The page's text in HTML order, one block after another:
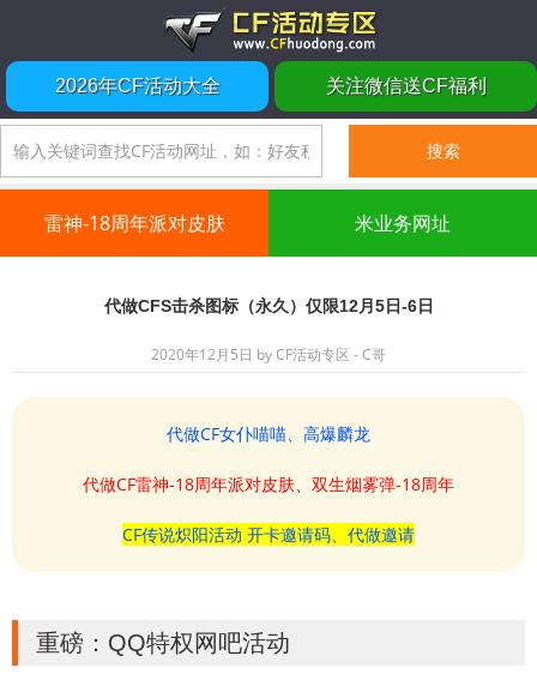
2026年CF活动大全 关注微信送CF福利
雷神-18周年派对皮肤 米业务网址
代做CFS击杀图标（永久）仅限12月5日-6日
2020年12月5日 byCF活动专区 - C哥
代做CF女仆喵喵、高爆麟龙
代做CF雷神-18周年派对皮肤、双生烟雾弹-18周年
CF传说炽阳活动 开卡邀请码、代做邀请
重磅：QQ特权网吧活动